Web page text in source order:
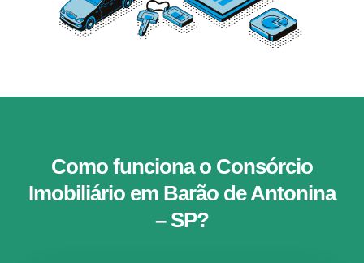
Como funciona o Consórcio
Imobiliário em Barão de Antonina
– SP?